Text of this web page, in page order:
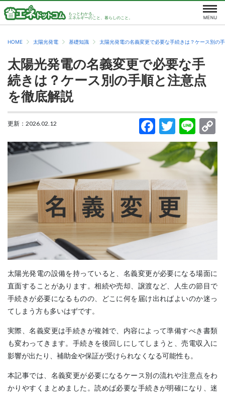
もっとわかる。
エネルギーのこと、暮らしのこと。
HOME 太陽光発電 基礎知識 太陽光発電の名義変更で必要な手続きは？ケース別の
太陽光発電の名義変更で必要な手
続きは？ケース別の手順と注意点
を徹底解説
更新： 2026.02.12
太陽光発電の設備を持っていると、名義変更が必要になる場面に
直面することがあります。相続や売却、譲渡など、人生の節目で
手続きが必要になるものの、どこに何を届け出ればよいのか迷っ
てしまう方も多いはずです。
実際、名義変更は手続きが複雑で、内容によって準備すべき書類
も変わってきます。手続きを後回しにしてしまうと、売電収入に
影響が出たり、補助金や保証が受けられなくなる可能性も。
本記事では、名義変更が必要になるケース別の流れや注意点をわ
かりやすくまとめました。読めば必要な手続きが明確になり、迷